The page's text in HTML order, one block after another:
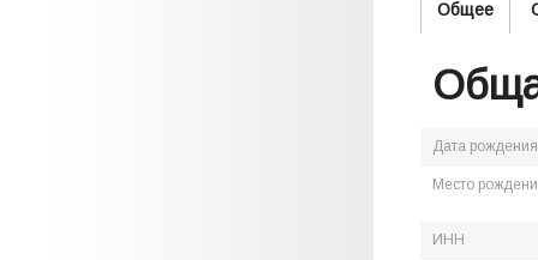
Общее
Дата рождения
Место
ИНН